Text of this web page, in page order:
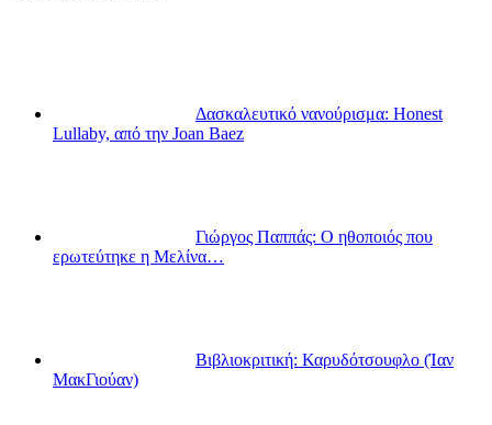
Δασκαλευτικό νανούρισμα: Honest
Lullaby, από την Joan Baez
Γιώργος Παππάς: Ο ηθοποιός που
ερωτεύτηκε η Μελίνα…
Βιβλιοκριτική: Καρυδότσουφλο (Ίαν
ΜακΓιούαν)